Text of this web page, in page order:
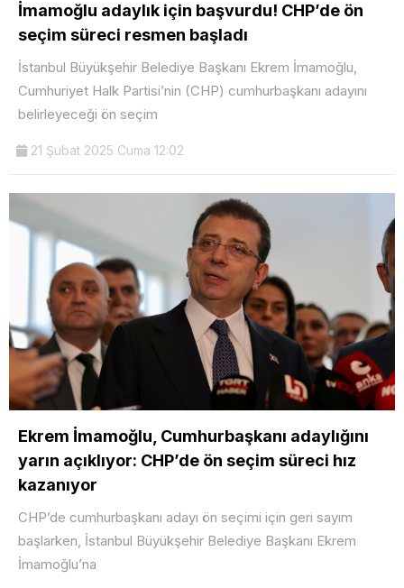
İmamoğlu adaylık için başvurdu! CHP’de ön
seçim süreci resmen başladı
İstanbul Büyükşehir Belediye Başkanı Ekrem İmamoğlu,
Cumhuriyet Halk Partisi’nin (CHP) cumhurbaşkanı adayını
belirleyeceği ön seçim
21 Şubat 2025 Cuma 12:02
Ekrem İmamoğlu, Cumhurbaşkanı adaylığını
yarın açıklıyor: CHP’de ön seçim süreci hız
kazanıyor
CHP’de cumhurbaşkanı adayı ön seçimi için geri sayım
başlarken, İstanbul Büyükşehir Belediye Başkanı Ekrem
İmamoğlu’na